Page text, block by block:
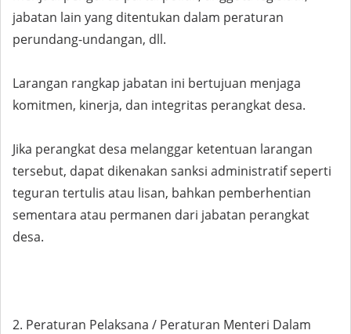
jabatan lain yang ditentukan dalam peraturan
perundang-undangan, dll.
Larangan rangkap jabatan ini bertujuan menjaga
komitmen, kinerja, dan integritas perangkat desa.
Jika perangkat desa melanggar ketentuan larangan
tersebut, dapat dikenakan sanksi administratif seperti
teguran tertulis atau lisan, bahkan pemberhentian
sementara atau permanen dari jabatan perangkat
desa.
2. Peraturan Pelaksana / Peraturan Menteri Dalam